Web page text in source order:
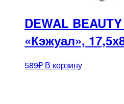
DEWAL
«Кэжуал»,
589₽ В корзину